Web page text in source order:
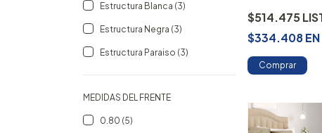
Estructura Blanca (3)
Estructura Negra (3)
Estructura Paraiso (3)
MEDIDAS DEL FRENTE
0.80 (5)
$514.475
$334.408EN
Comprar